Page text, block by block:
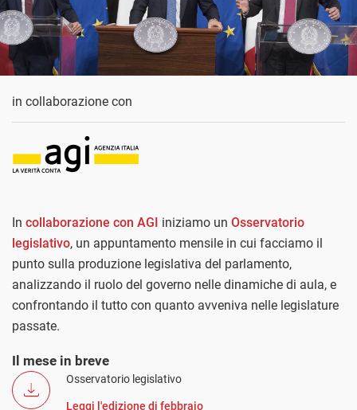
in collaborazione con
In collaborazione con AGI iniziamo un Osservatorio
legislativo, un appuntamento mensile in cui facciamo il
punto sulla produzione legislativa del parlamento,
analizzando il ruolo del governo nelle dinamiche di aula, e
confrontando il tutto con quanto avveniva nelle legislature
passate.
Il mese in breve
Osservatorio legislativo
Leggi l'edizione di febbraio